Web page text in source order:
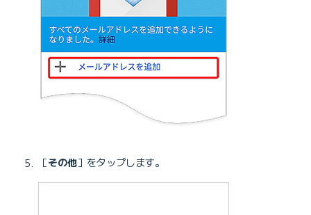
［その他］をタップします。